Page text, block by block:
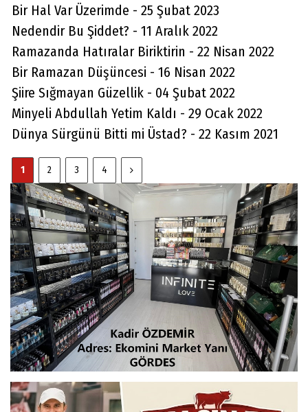
Bir Hal Var Üzerimde - 25 Şubat 2023
Nedendir Bu Şiddet? - 11 Aralık 2022
Ramazanda Hatıralar Biriktirin - 22 Nisan 2022
Bir Ramazan Düşüncesi - 16 Nisan 2022
Şiire Sığmayan Güzellik - 04 Şubat 2022
Minyeli Abdullah Yetim Kaldı - 29 Ocak 2022
Dünya Sürgünü Bitti mi Üstad? - 22 Kasım 2021
1 2 3 4